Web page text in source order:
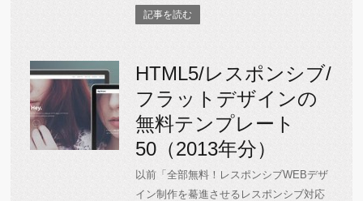
記事を読む
HTML5/レスポンシブ/
フラットデザインの
無料テンプレート
50（2013年分）
以前「全部無料！レスポンシブWEBデザ
イン制作を驀進させるレスポンシブ対応